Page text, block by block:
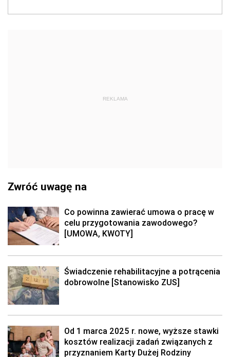
REKLAMA
Zwróć uwagę na
Co powinna zawierać umowa o pracę w
celu przygotowania zawodowego?
[UMOWA, KWOTY]
Świadczenie rehabilitacyjne a potrącenia
dobrowolne [Stanowisko ZUS]
Od 1 marca 2025 r. nowe, wyższe stawki
kosztów realizacji zadań związanych z
przyznaniem Karty Dużej Rodziny